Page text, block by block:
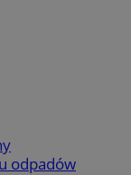
odpadów